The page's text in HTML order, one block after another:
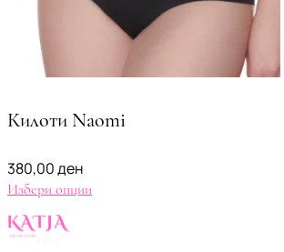
Килоти Naomi
380,00ден
Избери опции